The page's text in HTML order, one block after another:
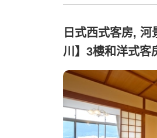
日式西式客房,
川】3樓和洋式客